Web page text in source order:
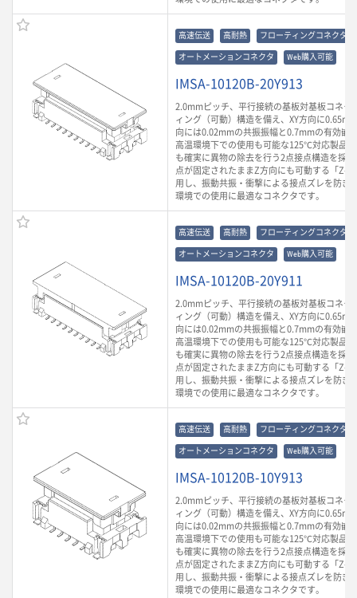
高速伝送 高耐熱 フローティングコネクタ
オートメーションコネクタ Web購入可能
IMSA-10120B-20Y913
2.0mmピッチ、平行接続の基板対基板コネク
ィング（可動）構造を備え、XY方向に
向には0.02mmの共振振幅と0.7mmの有効嵌
高温環境下での使用も可能な125℃対応製品
も確実に異物の除去を行う2点接点構造を採
点が固定されたままZ方向にも可動する「Z-
用し、振動共振・衝撃による接点ズレを防ぎ
環境での使用に最適なコネクタです。
高速伝送 高耐熱 フローティングコネクタ
オートメーションコネクタ Web購入可能
IMSA-10120B-20Y911
2.0mmピッチ、平行接続の基板対基板コネク
ィング（可動）構造を備え、XY方向に
向には0.02mmの共振振幅と0.7mmの有効嵌
高温環境下での使用も可能な125℃対応製品
も確実に異物の除去を行う2点接点構造を採
点が固定されたままZ方向にも可動する「Z-
用し、振動共振・衝撃による接点ズレを防ぎ
環境での使用に最適なコネクタです。
高速伝送 高耐熱 フローティングコネクタ
オートメーションコネクタ Web購入可能
IMSA-10120B-10Y913
2.0mmピッチ、平行接続の基板対基板コネク
ィング（可動）構造を備え、XY方向に
向には0.02mmの共振振幅と0.7mmの有効嵌
高温環境下での使用も可能な125℃対応製品
も確実に異物の除去を行う2点接点構造を採
点が固定されたままZ方向にも可動する「Z-
用し、振動共振・衝撃による接点ズレを防ぎ
環境での使用に最適なコネクタです。